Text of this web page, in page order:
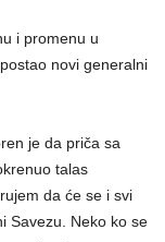
i promenu u
novi generalni
je da priča sa
talas
da će se i svi
Savezu. Neko ko se